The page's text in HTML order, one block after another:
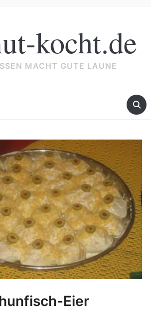
kocht.de
MACHT GUTE LAUNE
Eier